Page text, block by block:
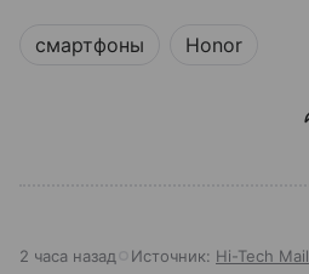
смартфоны Honor
2 часа назад Источник: Hi-Tech Mail